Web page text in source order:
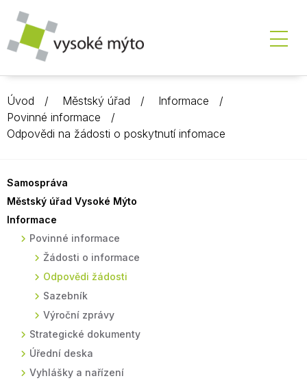
Úvod Městský úřad
Informace
Povinné informace
Odpovědi na žádosti o poskytnutí infomace
Samospráva
Městský úřad Vysoké Mýto
Informace
Povinné informace
Žádosti o informace
Odpovědi žádosti
Sazebník
Výroční zprávy
Strategické dokumenty
Úřední deska
Vyhlášky a nařízení